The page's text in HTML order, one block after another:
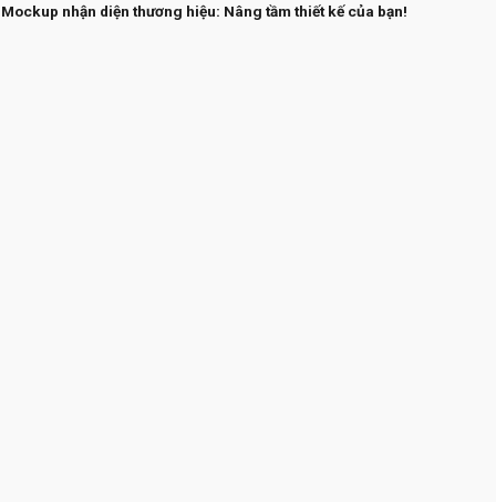
Mockup nhận diện thương hiệu: Nâng tầm thiết kế của bạn!